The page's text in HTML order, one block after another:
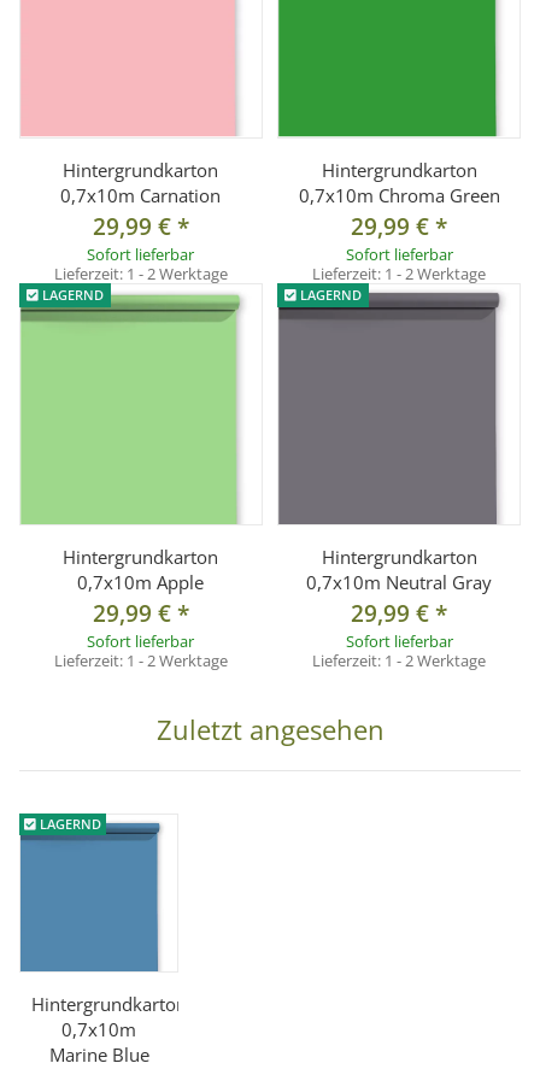
Hintergrundkarton
0,7x10m Carnation
29,99 €*
Sofort lieferbar
Lieferzeit: 1 - 2 Werktage
Hintergrundkarton
0,7x10m Chroma Green
29,99 €*
Sofort lieferbar
Lieferzeit: 1 - 2 Werktage
LAGERND
Hintergrundkarton
0,7x10m Apple
29,99 €*
Sofort lieferbar
Lieferzeit: 1 - 2 Werktage
LAGERND
Hintergrundkarton
0,7x10m Neutral Gray
29,99 €*
Sofort lieferbar
Lieferzeit: 1 - 2 Werktage
Zuletzt angesehen
LAGERND
Hintergrundkarton
0,7x10m
Marine Blue